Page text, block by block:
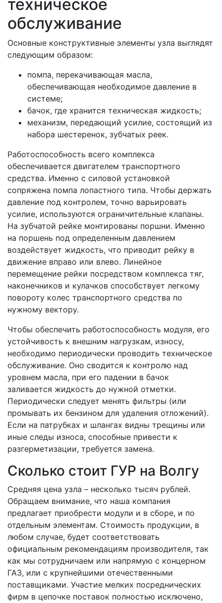
техническое
обслуживание
Основные конструктивные элементы узла выглядят
следующим образом:
помпа, перекачивающая масла,
обеспечивающая необходимое давление в
системе;
бачок, где хранится техническая жидкость;
механизм, передающий усилие, состоящий из
набора шестеренок, зубчатых реек.
Работоспособность всего комплекса
обеспечивается двигателем транспортного
средства. Именно с силовой установкой
сопряжена помпа лопастного типа. Чтобы держать
давление под контролем, точно варьировать
усилие, используются ограничительные клапаны.
На зубчатой рейке монтированы поршни. Именно
на поршень под определенным давлением
воздействует жидкость, что приводит рейку в
движение вправо или влево. Линейное
перемещение рейки посредством комплекса тяг,
наконечников и кулачков способствует легкому
повороту колес транспортного средства по
нужному вектору.
Чтобы обеспечить работоспособность модуля, его
устойчивость к внешним нагрузкам, износу,
необходимо периодически проводить техническое
обслуживание. Оно сводится к контролю над
уровнем масла, при его падении в бачок
заливается жидкость до нужной отметки.
Периодически следует менять фильтры (или
промывать их бензином для удаления отложений).
Если на патрубках и шлангах видны трещины или
иные следы износа, способные привести к
разгерметизации, требуется замена.
Сколько стоит ГУР на Волгу
Средняя цена узла – несколько тысяч рублей.
Обращаем внимание, что наша компания
предлагает приобрести модули и в сборе, и по
отдельным элементам. Стоимость продукции, в
любом случае, будет соответствовать
официальным рекомендациям производителя, так
как мы сотрудничаем или напрямую с концерном
ГАЗ, или с крупнейшими отечественными
поставщиками. Участие мелких посреднических
фирм в цепочке поставок полностью исключено,